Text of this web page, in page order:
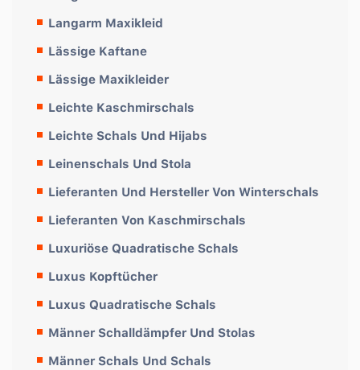
Langarm Maxikleid
Lässige Kaftane
Lässige Maxikleider
Leichte Kaschmirschals
Leichte Schals Und Hijabs
Leinenschals Und Stola
Lieferanten Und Hersteller Von Winterschals
Lieferanten Von Kaschmirschals
Luxuriöse Quadratische Schals
Luxus Kopftücher
Luxus Quadratische Schals
Männer Schalldämpfer Und Stolas
Männer Schals Und Schals